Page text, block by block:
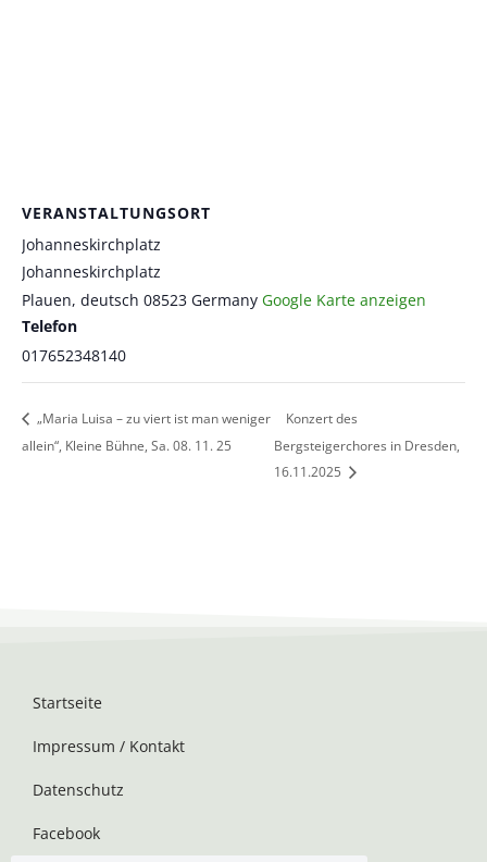
VERANSTALTUNGSORT
Johanneskirchplatz
Johanneskirchplatz
Plauen, deutsch 08523 Germany Google Karte anzeigen
Telefon
017652348140
„Maria Luisa – zu viert ist man weniger
allein“, Kleine Bühne, Sa. 08. 11. 25
Konzert des
Bergsteigerchores in Dresden,
16.11.2025
Startseite
Impressum / Kontakt
Datenschutz
Facebook